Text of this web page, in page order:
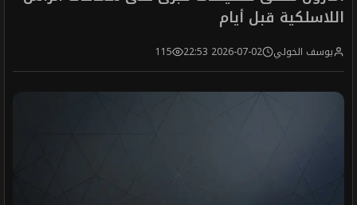
اللاسلكية قبل أيام
يوسف الخولي 2026-07-02 22:53
115